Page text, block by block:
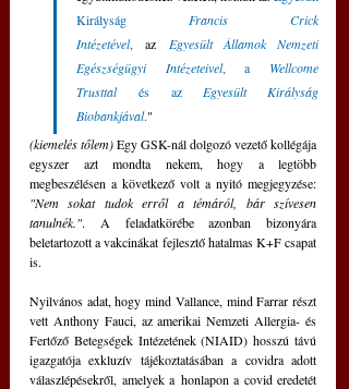
Királyság Francis Crick
Intézetével, az
Egyesült Államok Nemzeti
Egészségügyi Intézeteivel, a Wellcome
Trusttal és az Egyesült Királyság
Biobankjával."
(kiemelés tőlem) Egy GSK-nál dolgozó vezető kollégája
egyszer azt mondta nekem, hogy a legtöbb
"Nem sokat tudok erről a témáról, bár szívesen
tanulnék.". A feladatkörébe azonban bizonyára
beletartozott a vakcinákat fejlesztő hatalmas K+F csapat
is.
Nyilvános adat, hogy mind Vallance, mind Farrar részt
vett Anthony Fauci, az amerikai Nemzeti Allergia- és
Fertőző Betegségek Intézetének (NIAID) hosszú távú
igazgatója exkluzív tájékoztatásában a covidra adott
válaszlépésekről, amelyek a honlapon a covid eredetét